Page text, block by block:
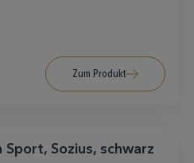
Zum Produkt
Sozius, schwarz